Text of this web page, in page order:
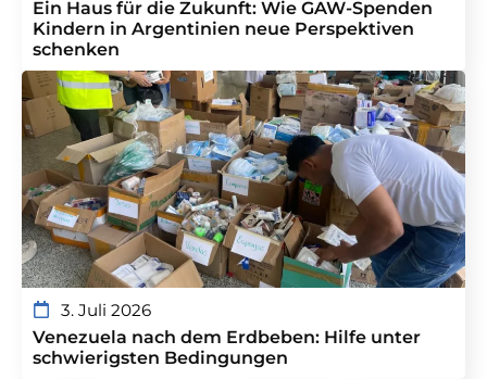
Ein Haus für die Zukunft: Wie GAW-Spenden
Kindern in Argentinien neue Perspektiven
schenken
3. Juli 2026
Venezuela nach dem Erdbeben: Hilfe unter
schwierigsten Bedingungen